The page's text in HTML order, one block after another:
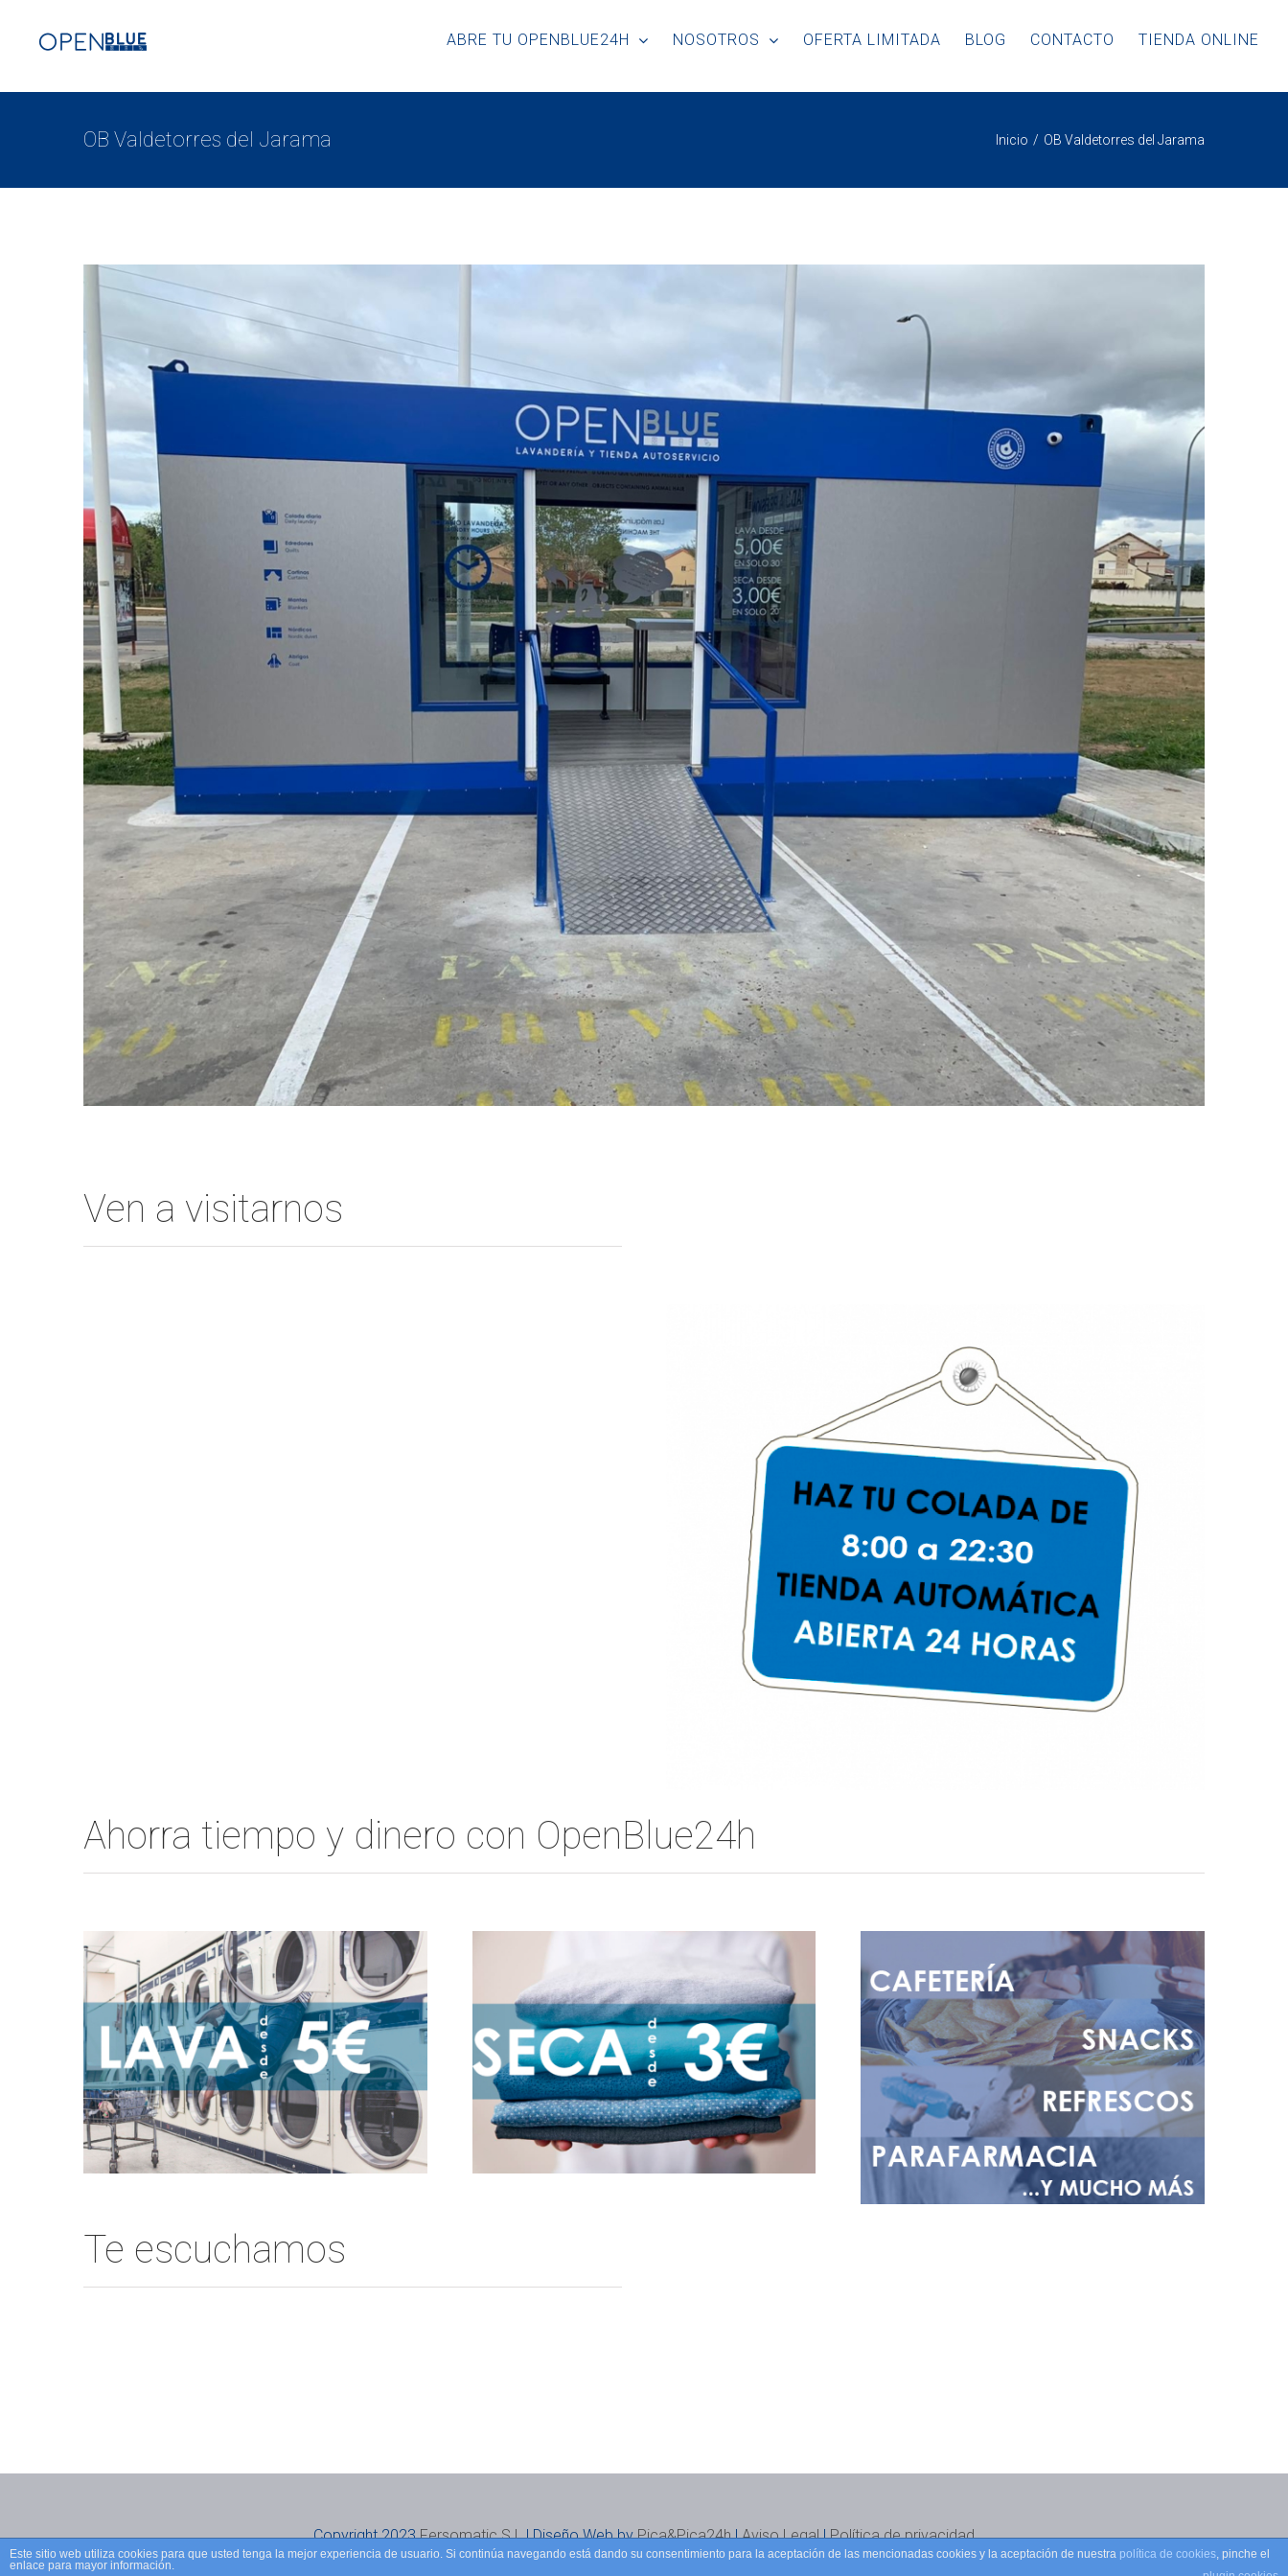
ABRE TU OPENBLUE24H NOSOTROS OFERTA LIMITADA BLOG CONTACTO TIENDA ONLINE
OB Valdetorres del Jarama Inicio OB Valdetorres del Jarama
Ven a visitarnos
Ahorra tiempo y dinero con OpenBlue24h
Te escuchamos
Copyright 2023Fersomatic S.L| Diseño Web byPica&Pica24h|Aviso Legal|Política de privacidad
Este sitio web utiliza cookies para que usted tenga la mejor experiencia de usuario. Si continúa navegando está dando su consentimiento para la aceptación de las mencionadas cookies y la aceptación de nuestra política de cookies, pinche el
enlace para mayor información.